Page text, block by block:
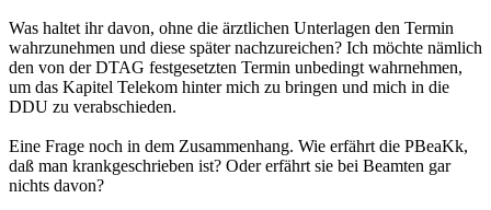
Was haltet ihr davon, ohne die ärztlichen Unterlagen den Termin
wahrzunehmen und diese später nachzureichen? Ich möchte nämlich
den von der DTAG festgesetzten Termin unbedingt wahrnehmen,
um das Kapitel Telekom hinter mich zu bringen und mich in die
DDU zu verabschieden.
Eine Frage noch in dem Zusammenhang. Wie erfährt die PBeaKk,
daß man krankgeschrieben ist? Oder erfährt sie bei Beamten gar
nichts davon?